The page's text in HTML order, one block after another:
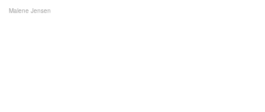
Malene Jensen